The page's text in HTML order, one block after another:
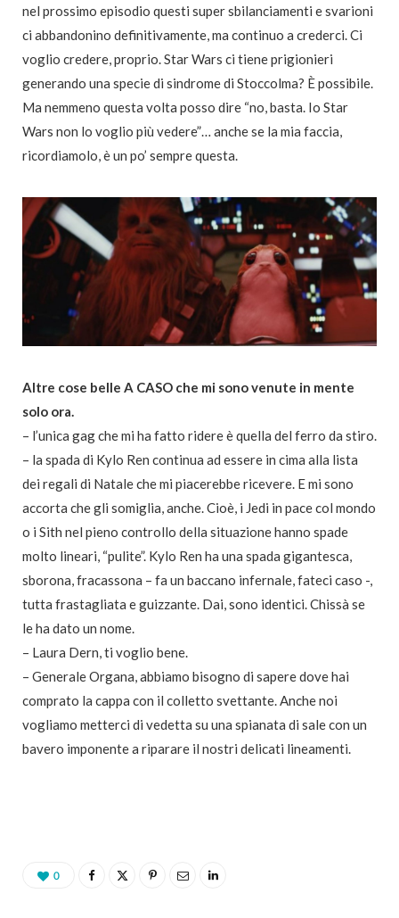
nel prossimo episodio questi super sbilanciamenti e svarioni
ci abbandonino definitivamente, ma continuo a crederci. Ci
voglio credere, proprio. Star Wars ci tiene prigionieri
generando una specie di sindrome di Stoccolma? È possibile.
Ma nemmeno questa volta posso dire “no, basta. Io Star
Wars non lo voglio più vedere”… anche se la mia faccia,
ricordiamolo, è un po’ sempre questa.
Altre cose belle A CASO che mi sono venute in mente
solo ora.
– l’unica gag che mi ha fatto ridere è quella del ferro da stiro.
– la spada di Kylo Ren continua ad essere in cima alla lista
dei regali di Natale che mi piacerebbe ricevere. E mi sono
accorta che gli somiglia, anche. Cioè, i Jedi in pace col mondo
o i Sith nel pieno controllo della situazione hanno spade
molto lineari, “pulite”. Kylo Ren ha una spada gigantesca,
sborona, fracassona – fa un baccano infernale, fateci caso -,
tutta frastagliata e guizzante. Dai, sono identici. Chissà se
le ha dato un nome.
– Laura Dern, ti voglio bene.
– Generale Organa, abbiamo bisogno di sapere dove hai
comprato la cappa con il colletto svettante. Anche noi
vogliamo metterci di vedetta su una spianata di sale con un
bavero imponente a riparare il nostri delicati lineamenti.
0